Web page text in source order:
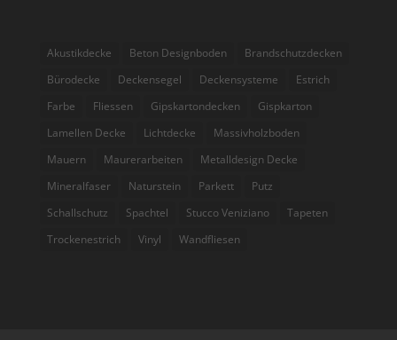
Akustikdecke Beton Designboden
Brandschutzdecken
Bürodecke
Deckensegel Deckensysteme
Estrich
Farbe
Fliessen Gipskartondecken
Gispkarton
Lamellen Decke
Lichtdecke
Massivholzboden
Mauern
Maurerarbeiten
Metalldesign Decke
Mineralfaser
Naturstein Parkett
Putz
Schallschutz
Spachtel Stucco Veniziano
Tapeten
Trockenestrich
Vinyl Wandfliesen